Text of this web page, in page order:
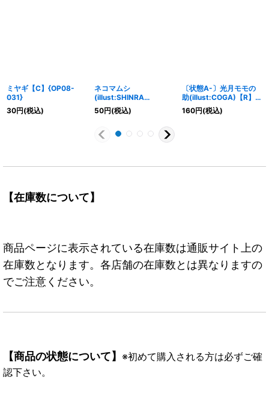
ミヤギ【C】{OP08-
031}
30円(税込)
ネコマムシ
(illust:SHINRA
AGENCY Co.Ltd)
【UC】{OP06-110}
50円(税込)
〔状態A-〕光月モモの
助(illust:COGA)【R】
{OP01-041}
160円(税込)
【在庫数について】
商品ページに表示されている在庫数は通販サイト上の
在庫数となります。各店舗の在庫数とは異なりますの
でご注意ください。
【商品の状態について】 ※初めて購入される方は必ずご確
認下さい。